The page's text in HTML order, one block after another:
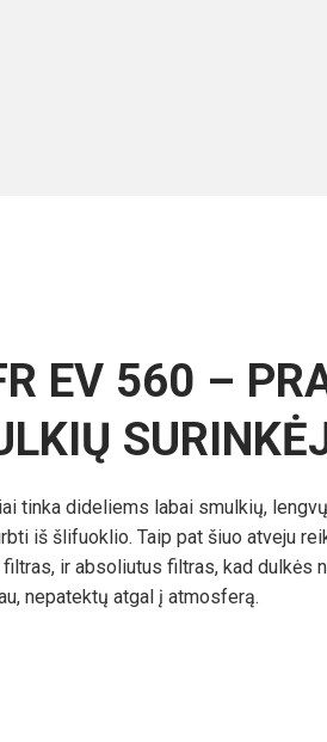
EV 560 –
tinka dideliems labai smulkių,
iš šlifuoklio. Taip pat šiuo atveju
ir absoliutus filtras, kad dulkės
nepatektų atgal į atmosferą.